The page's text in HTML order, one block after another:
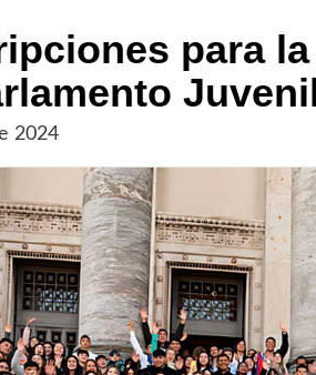
para
2024